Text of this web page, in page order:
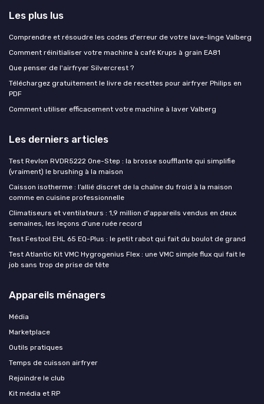
Les plus lus
Comprendre et résoudre les codes d'erreur de votre lave-linge Valberg
Comment réinitialiser votre machine à café Krups à grain EA81
Que penser de l'airfryer Silvercrest ?
Téléchargez gratuitement le livre de recettes pour airfryer Philips en
PDF
Comment utiliser efficacement votre machine à laver Valberg
Les derniers articles
Test Revlon RVDR5222 One-Step : la brosse soufflante qui simplifie
(vraiment) le brushing à la maison
Caisson isotherme : l’allié discret de la chaîne du froid à la maison
comme en cuisine professionnelle
Climatiseurs et ventilateurs : 1,9 million d'appareils vendus en deux
semaines, les leçons d'une ruée record
Test Festool EHL 65 EQ-Plus : le petit rabot qui fait du boulot de grand
Test Atlantic Kit VMC Hygrogenius Flex : une VMC simple flux qui fait le
job sans trop de prise de tête
Appareils ménagers
Média
Marketplace
Outils pratiques
Temps de cuisson airfryer
Rejoindre le club
Kit média et RP